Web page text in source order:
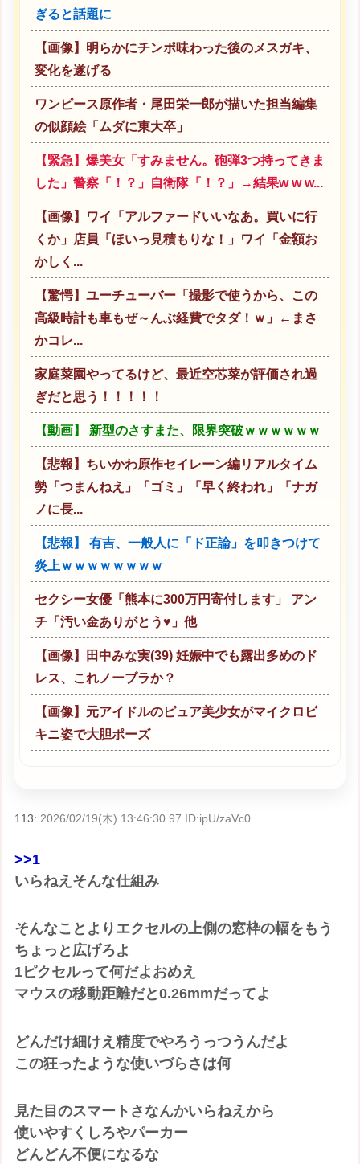
ぎると話題に
【画像】明らかにチンポ味わった後のメスガキ、
変化を遂げる
ワンピース原作者・尾田栄一郎が描いた担当編集
の似顔絵「ムダに東大卒」
【緊急】爆美女「すみません。砲弾3つ持ってきま
した」警察「！？」自衛隊「！？」→結果w w w...
【画像】ワイ「アルファードいいなあ。買いに行
くか」店員「ほいっ見積もりな！」ワイ「金額お
かしく...
【驚愕】ユーチューバー「撮影で使うから、この
高級時計も車もぜ～んぶ経費でタダ！ｗ」←まさ
かコレ...
家庭菜園やってるけど、最近空芯菜が評価され過
ぎだと思う！！！！！
【動画】 新型のさすまた、限界突破ｗｗｗｗｗｗ
【悲報】ちいかわ原作セイレーン編リアルタイム
勢「つまんねえ」「ゴミ」「早く終われ」「ナガ
ノに長...
【悲報】 有吉、一般人に「ド正論」を叩きつけて
炎上ｗｗｗｗｗｗｗｗ
セクシー女優「熊本に300万円寄付します」 アン
チ「汚い金ありがとう♥」他
【画像】田中みな実(39) 妊娠中でも露出多めのド
レス、これノーブラか？
【画像】元アイドルのピュア美少女がマイクロビ
キニ姿で大胆ポーズ
113: 2026/02/19(木) 13:46:30.97 ID:ipU/zaVc0
>>1
いらねえそんな仕組み
そんなことよりエクセルの上側の窓枠の幅をもう
ちょっと広げろよ
1ピクセルって何だよおめえ
マウスの移動距離だと0.26mmだってよ
どんだけ細けえ精度でやろうっつうんだよ
この狂ったような使いづらさは何
見た目のスマートさなんかいらねえから
使いやすくしろやパーカー
どんどん不便になるな